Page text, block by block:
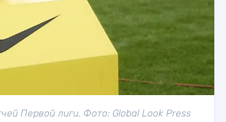
Первой лиги. Фото: Global Look Press